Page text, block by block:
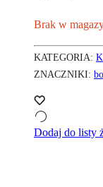
Brak w
KATEGORIA:
ZNACZNIKI:
Dodaj do listy